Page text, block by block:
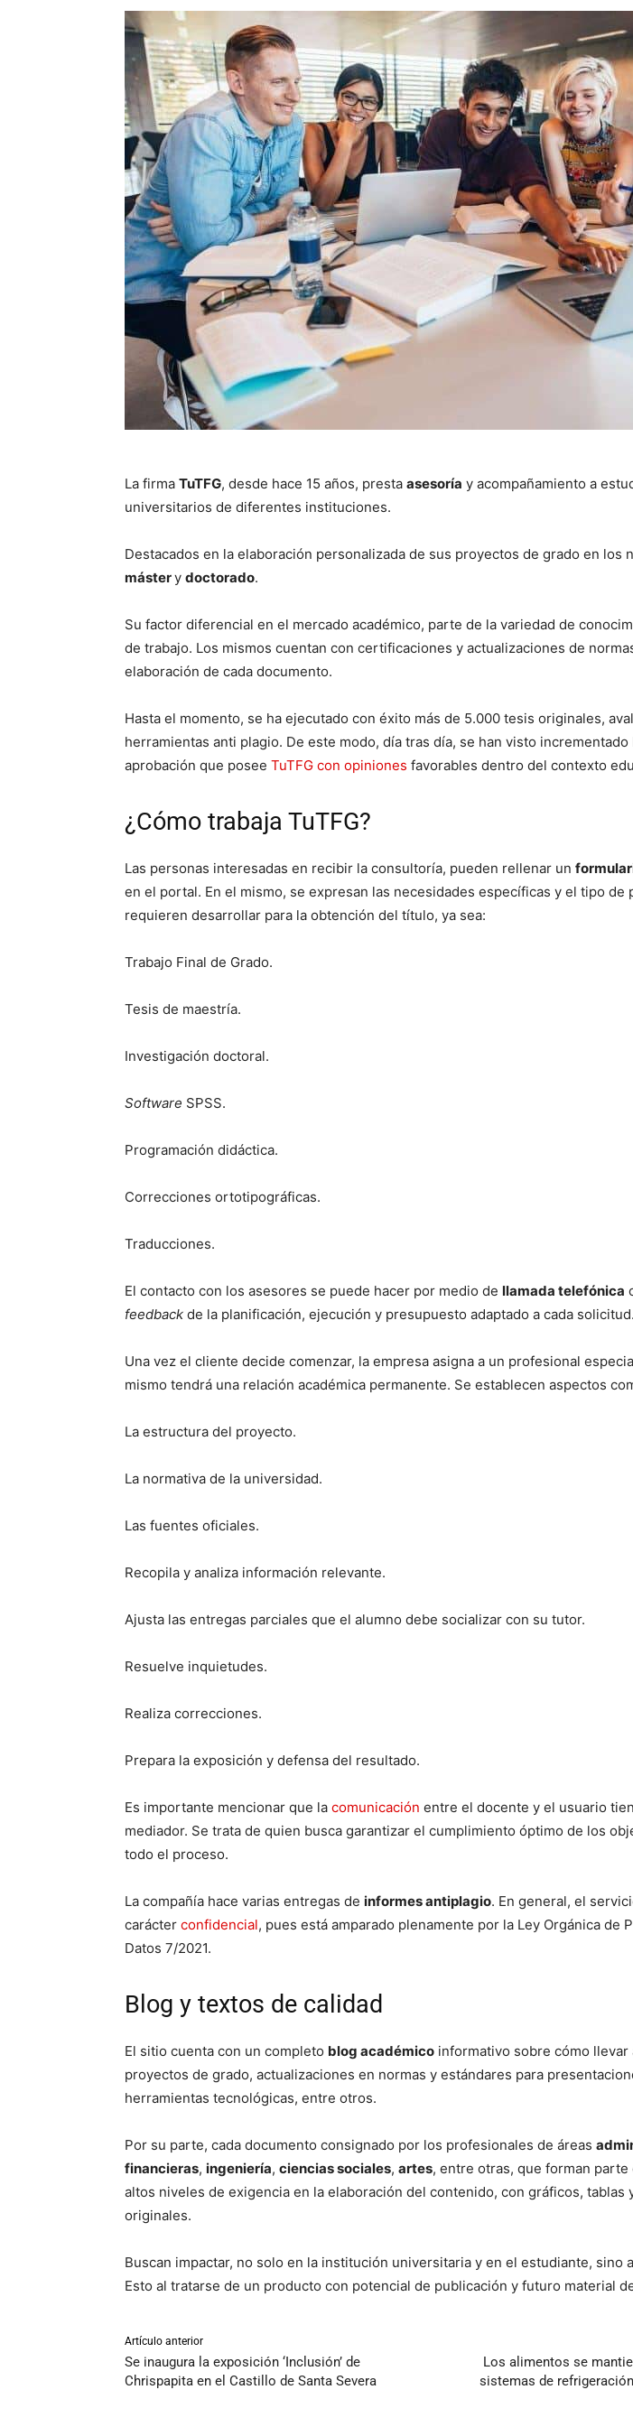
La firma TuTFG, desde hace 15 años, presta asesoría y acompañamiento a
universitarios de diferentes instituciones.
Destacados en la elaboración personalizada de sus proyectos de grado en los
mástery doctorado.
Su factor diferencial en el mercado académico, parte de la variedad de
de trabajo. Los mismos cuentan con certificaciones y actualizaciones de
elaboración de cada documento.
Hasta el momento, se ha ejecutado con éxito más de 5.000 tesis originales,
herramientas anti plagio. De este modo, día tras día, se han visto
aprobación que posee TuTFG con opiniones favorables dentro del contexto
¿Cómo trabaja TuTFG?
Las personas interesadas en recibir la consultoría, pueden rellenar un
en el portal. En el mismo, se expresan las necesidades específicas y el tipo de
requieren desarrollar para la obtención del título, ya sea:
Trabajo Final de Grado.
Tesis de maestría.
Investigación doctoral.
Software SPSS.
Programación didáctica.
Correcciones ortotipográficas.
Traducciones.
El contacto con los asesores se puede hacer por medio de llamada telefónica
feedback de la planificación, ejecución y presupuesto adaptado a cada solicitud.
Una vez el cliente decide comenzar, la empresa asigna a un profesional
mismo tendrá una relación académica permanente. Se establecen aspectos
La estructura del proyecto.
La normativa de la universidad.
Las fuentes oficiales.
Recopila y analiza información relevante.
Ajusta las entregas parciales que el alumno debe socializar con su tutor.
Resuelve inquietudes.
Realiza correcciones.
Prepara la exposición y defensa del resultado.
Es importante mencionar que la comunicación entre el docente y el usuario
mediador. Se trata de quien busca garantizar el cumplimiento óptimo de los
todo el proceso.
La compañía hace varias entregas de informes antiplagio. En general, el
carácter confidencial, pues está amparado plenamente por la Ley Orgánica de
Datos 7/2021.
Blog y textos de calidad
El sitio cuenta con un completo blog académico informativo sobre cómo llevar
proyectos de grado, actualizaciones en normas y estándares para
herramientas tecnológicas, entre otros.
Por su parte, cada documento consignado por los profesionales de áreas
financieras, ingeniería, ciencias sociales, artes, entre otras, que forman parte
altos niveles de exigencia en la elaboración del contenido, con gráficos, tablas
originales.
Buscan impactar, no solo en la institución universitaria y en el estudiante, sino
Esto al tratarse de un producto con potencial de publicación y futuro material
Artículo anterior
Se inaugura la exposición ‘Inclusión’ de
Chrispapita en el Castillo de Santa Severa
Los alimentos se
sistemas de